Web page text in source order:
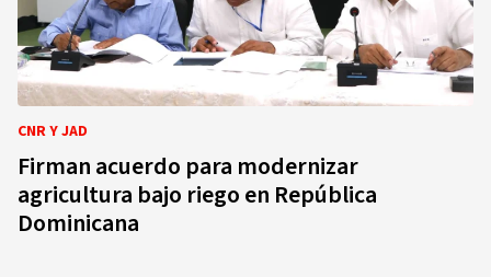
CNR Y JAD
Firman acuerdo para modernizar
agricultura bajo riego en República
Dominicana